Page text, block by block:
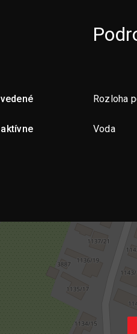
Rozloha
aktívne Voda